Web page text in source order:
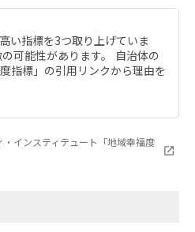
い指標を3つ取り上げていま
可能性があります。 自治体の
指標」の引用リンクから理由を
インスティテュート「地域幸福度